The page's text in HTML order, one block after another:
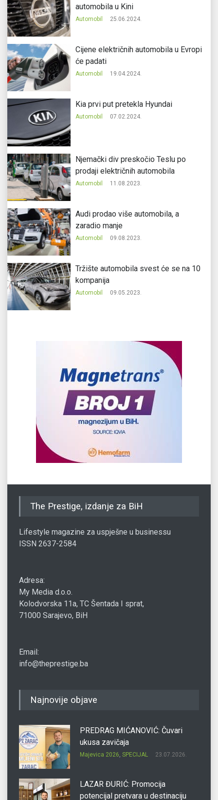
automobila u Kini
Automobil 25.06.2024.
Cijene električnih automobila u Evropi
će padati
Automobil 19.04.2024.
Kia prvi put pretekla Hyundai
Automobil 07.02.2024.
Njemački div preskočio Teslu po
prodaji električnih automobila
Automobil 11.08.2023.
Audi prodao više automobila, a
zaradio manje
Automobil 09.08.2023.
Tržište automobila svest će se na 10
kompanija
Automobil 09.05.2023.
The Prestige, izdanje za BiH
Lifestyle magazine za uspješne u businessu
ISSN 2637-2584
Adresa:
My Media d.o.o.
Kolodvorska 11a, TC Šentada I sprat,
71000 Sarajevo, BiH
Email:
info@theprestige.ba
Najnovije objave
PREDRAG MIĆANOVIĆ: Čuvari
ukusa zavičaja
Majevica 2026, SPECIJAL 23.07.2026.
LAZAR ĐURIĆ: Promocija
potencijal pretvara u destinaciju